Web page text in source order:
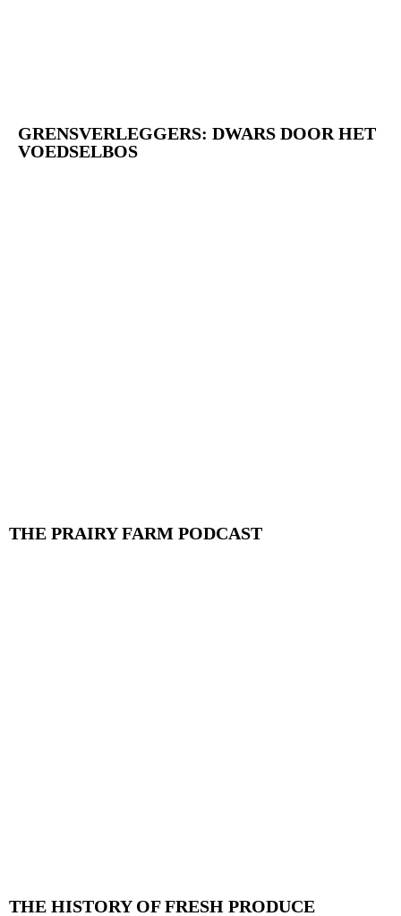
GRENSVERLEGGERS: DWARS DOOR HET
VOEDSELBOS
THE PRAIRY FARM PODCAST
THE HISTORY OF FRESH PRODUCE